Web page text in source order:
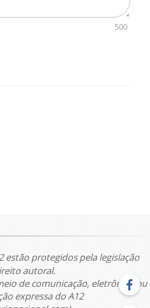
500
estão protegidos pela legislação
autoral.
de comunicação, eletrônico ou
expressa do A12